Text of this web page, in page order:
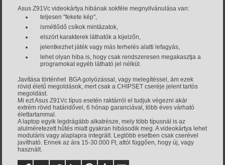
Asus Z91Vc videokártya hibának sokféle megnyilvánulása van:
teljesen "fekete kép",
ismétlődő csíkok mintázatok,
elszórt karakterek láthatók a kijelzőn,
jelentkezhet játék vagy más terhelés alatti lefagyás,
lehet olyan hiba is, hogy csak rendszeresen megakasztja a
programokat egyéb látható jel nélkül.
Javítása történhet BGA golyózással, vagy melegítéssel, ám ezek
rövid életű megoldások, mert csak a CHIPSET cseréje jelent tartós
megoldást.
Mi ezt Asus Z91Vc típus esetén raktárról el tudjuk végezni akár
extrém rövid határidővel, 6 hónap garanciával, több éves várható
élettartammal.
A laptop egyik legdrágább alkatrésze, mely több típusnál is az
alulméretezett hűtés miatt gyakran hibásodik meg. A videokártya lehet
moduláris vagy alaplapra integrált. Legtöbb esetben csak cserével
javítható. Ennek az ára 15-30.000 Ft, attól függően, hogy új, vagy
használt.